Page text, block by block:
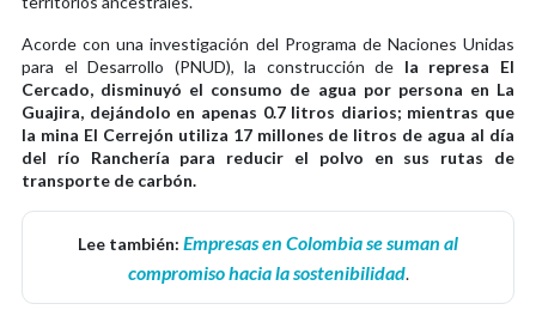
Acorde con una investigación del Programa de Naciones Unidas
para el Desarrollo (PNUD), la construcción de la represa El
Cercado, disminuyó el consumo de agua por persona en La
Guajira, dejándolo en apenas 0.7 litros diarios; mientras que
la mina El Cerrejón utiliza 17 millones de litros de agua al día
del río Ranchería para reducir el polvo en sus rutas de
transporte de carbón.
Lee también: Empresas en Colombia se suman al
compromiso hacia la sostenibilidad.